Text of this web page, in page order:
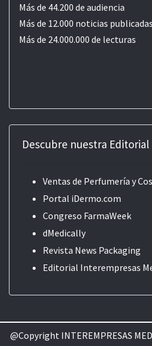
Más de 44.200 de audiencia
Más de 12.000 noticias publicadas
Más de 24.000.000 de lecturas
Descubre nuestra Editorial
Ventas de Perfumería y
Portal iDermo.com
Congreso FarmaWeek
dMedically
Revista News Packaging
Editorial Interempresas
@Copyright INTEREMPRESAS